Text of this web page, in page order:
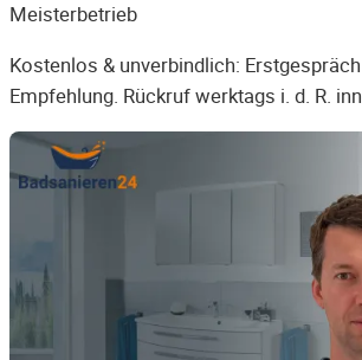
Meisterbetrieb
Kostenlos & unverbindlich:
Empfehlung. Rückruf werktags i. d. R.